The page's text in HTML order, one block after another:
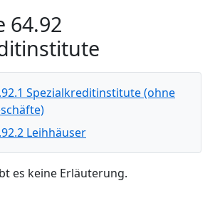
64.92
Spezialkreditinstitute (ohne
Leihhäuser
es keine Erläuterung.